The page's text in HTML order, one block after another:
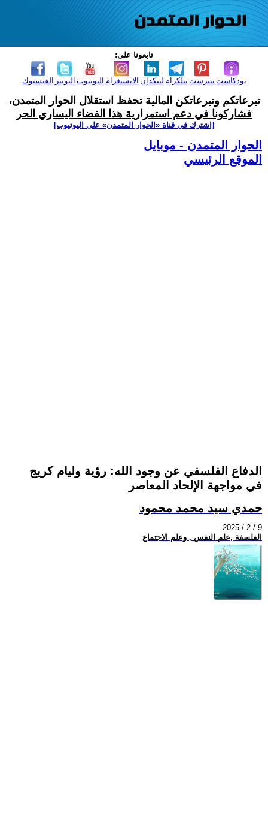
تابعونا على:
الفيسبوك التويتر اليوتيوب الانستغرام لينكدإن تيلكرامبنترست بودكاست
تبرعاتكم وتبرعاتكن المالية تحفظ استقلال الحوار المتمدن،
فشاركونا في دعم استمرارية هذا الفضاء اليساري الحر
[اشترك في قناة ‫«الحوار المتمدن» على اليوتيوب]
الحوار المتمدن - موبايل
الموقع الرئيسي
الدفاع الفلسفي عن وجود الله: رؤية وليام كريج
في مواجهة الإلحاد المعاصر
حمدي سيد محمد محمود
2025 / 2 / 9
الفلسفة ,علم النفس , وعلم الاجتماع